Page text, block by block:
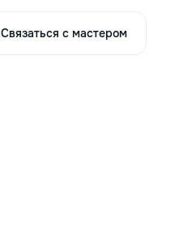
Связаться с мастером